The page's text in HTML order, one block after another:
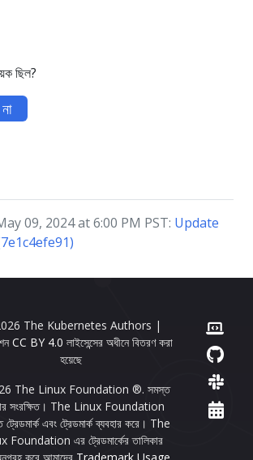
ছিল?
না
May 09, 2024 at 6:00 PM PST: Update
The Kubernetes Authors |
CC BY 4.0 লাইসেন্সের অধীনে বিতরণ করা
হয়েছে
The Linux Foundation ®. সমস্ত
সংরক্ষিত। The Linux Foundation
ট্রেডমার্ক এবং ট্রেডমার্ক ব্যবহার করে। The
Foundation এর ট্রেডমার্কের তালিকার
করে আমাদের Trademark Usage